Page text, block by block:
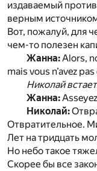
издаваемый
верным
Вот, пожалуй, для
чем-то полезен
Жанна:Alors,
mais vous n’avez
Николай
Жанна:
Николай:
Отвратительное.
Лет на тридцать
Но небо такое
Скорее бы все